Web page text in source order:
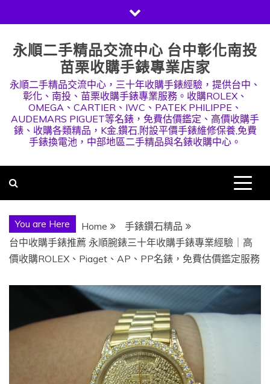
to
content
永順二手精品交流中心 台中彰化南投
苗栗收購手錶專業店家
永順二手精品交流中心，三十年收購手錶經驗，提供台中、
彰化、南投、苗栗收購手錶專業服務。收購ROLEX、
OMEGA、CARTIER、IWC、PATEK PHILIPPE、
AUDEMARS PIGUET等名錶，免費估價鑑定、高價收購手
錶、收購各類精品，K金,鑽石,附設平價手錶維修保養,免費
手錶換電池，中部地區二手精品與名錶收購中心。
You are Here Home
手錶鑽石精品
台中收購手錶推薦 永順腕錶三十年收購手錶專業經驗｜高
價收購ROLEX、Piaget、AP、PP名錶，免費估價鑑定服務